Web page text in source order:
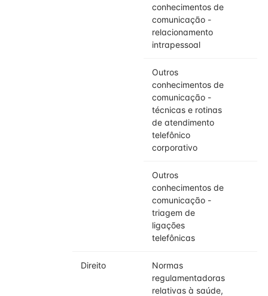
conhecimentos de
comunicação -
relacionamento
intrapessoal
Outros
conhecimentos de
comunicação -
técnicas e rotinas
de atendimento
telefônico
corporativo
Outros
conhecimentos de
comunicação -
triagem de
ligações
telefônicas
Direito
Normas
regulamentadoras
relativas à saúde,